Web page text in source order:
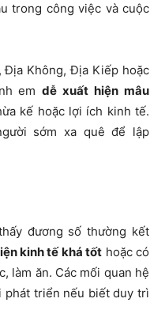
trong công việc và cuộc
Địa Không, Địa Kiếp hoặc
em dễ xuất hiện mâu
kế hoặc lợi ích kinh tế.
sớm xa quê để lập
đương số thường kết
kinh tế khá tốt hoặc có
làm ăn. Các mối quan hệ
phát triển nếu biết duy trì